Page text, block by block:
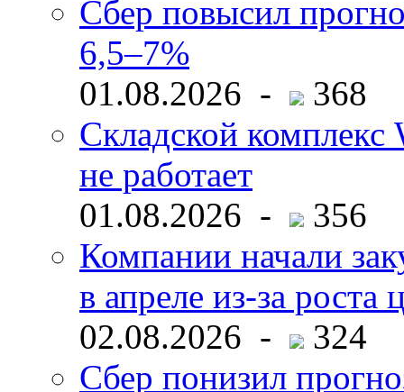
Сбер повысил
6,5–7%
01.08.2026 -
368
Складской комплекс
не работает
01.08.2026 -
356
Компании начали
в апреле из-за роста
02.08.2026 -
324
Сбер понизил